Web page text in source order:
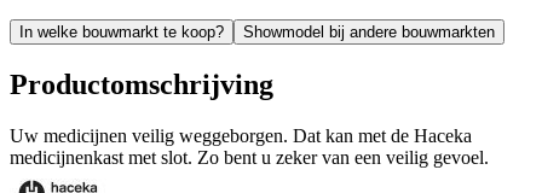
In welke bouwmarkt te koop? Showmodel bij andere bouwmarkten
Productomschrijving
Uw medicijnen veilig weggeborgen. Dat kan met de Haceka
medicijnenkast met slot. Zo bent u zeker van een veilig gevoel.